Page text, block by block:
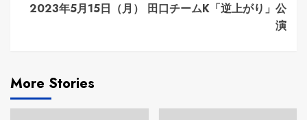
2023年5月15日（月） 田口チームK「逆上がり」公
演
More Stories